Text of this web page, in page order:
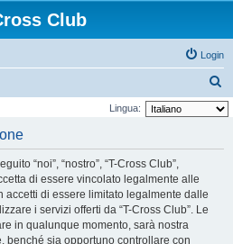
Club
Login
e
Lingua:
“noi”, “nostro”, “T-Cross Club”,
di essere vincolato legalmente alle
accetti di essere limitato legalmente dalle
i servizi offerti da “T-Cross Club”. Le
in qualunque momento, sarà nostra
benché sia opportuno controllare con